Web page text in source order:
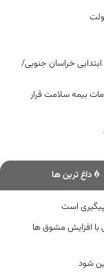
خراسان جنوبی/
بیمه سلامت قرار
داغ ترین ها
است
افزایش مشوق ها
شود